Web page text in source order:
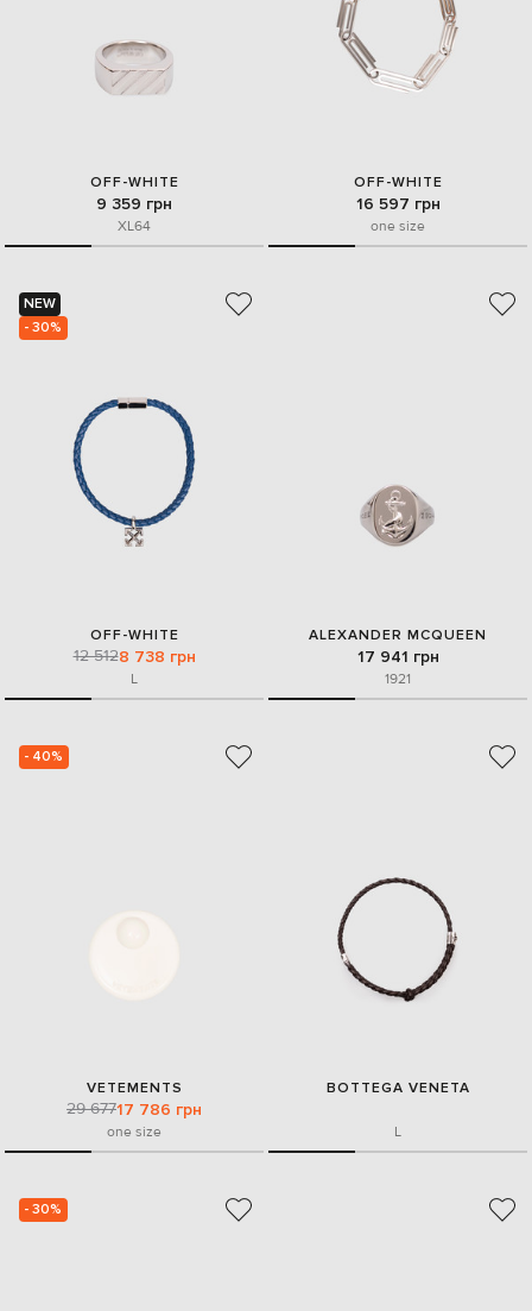
OFF-WHITE
9 359 грн
XL64
OFF-WHITE
16 597 грн
one size
NEW
- 30%
OFF-WHITE
12 5128 738 грн
L
ALEXANDER MCQUEEN
17 941 грн
1921
- 40%
VETEMENTS
29 67717 786 грн
one size
BOTTEGA VENETA
L
- 30%